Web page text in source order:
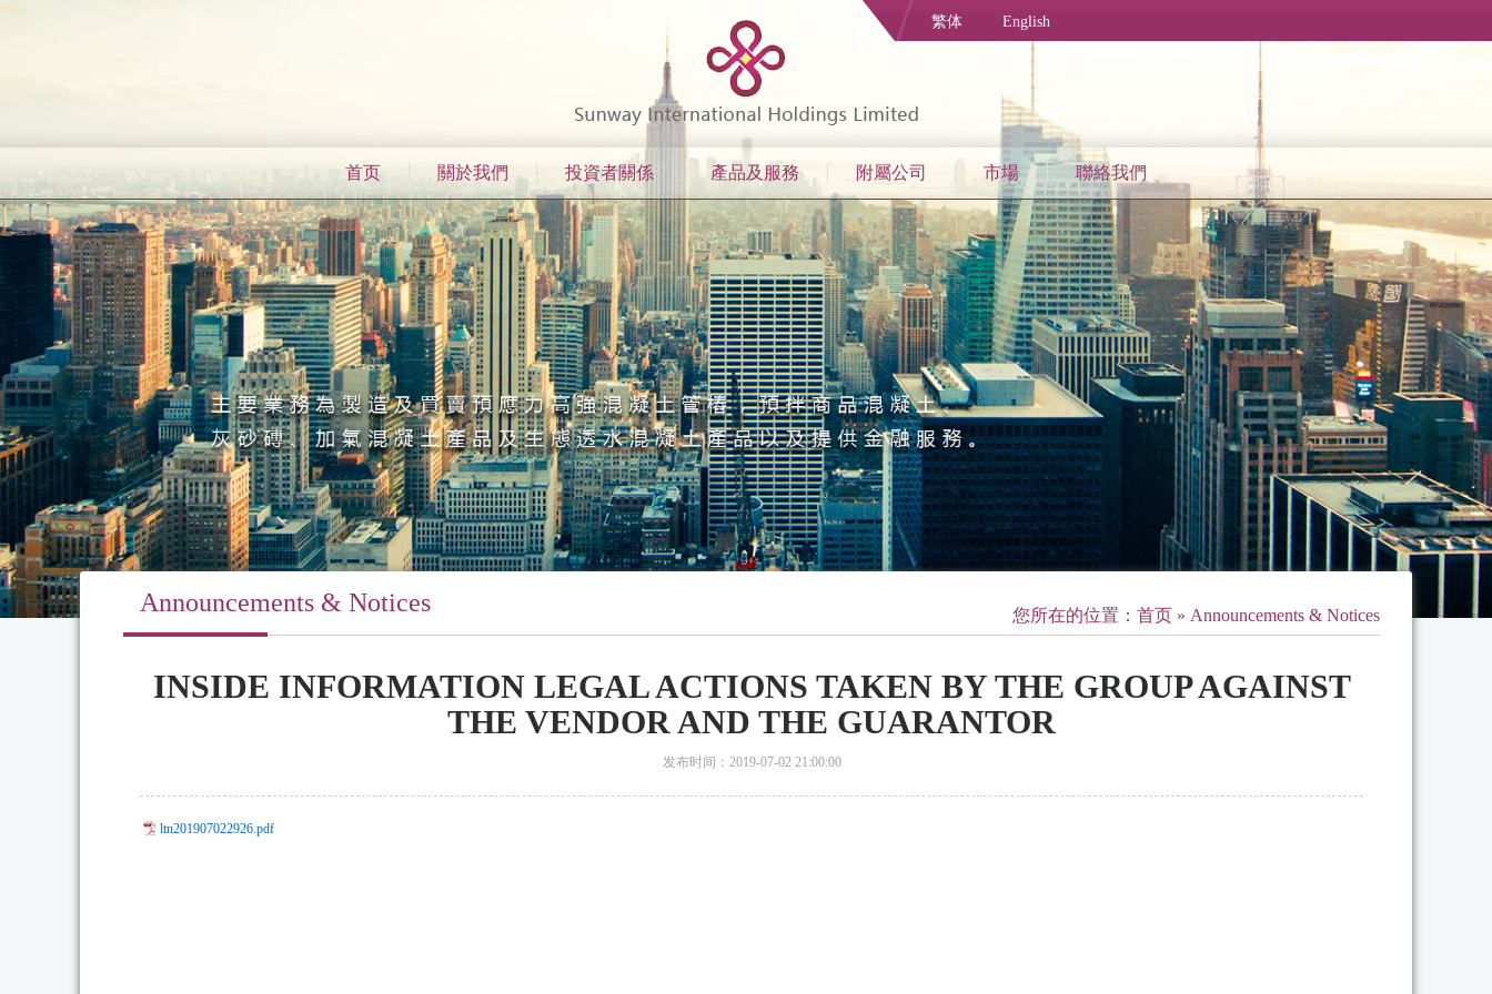
首页 關於我們 投資者關係 產品及服務 附屬公司 市場 聯絡我們
繁体 English
Announcements & Notices 您所在的位置： 首页 » Announcements & Notices
INSIDE INFORMATION LEGAL ACTIONS TAKEN BY THE GROUP AGAINST
THE VENDOR AND THE GUARANTOR
发布时间：2019-07-02 21:00:00
ltn201907022926.pdf